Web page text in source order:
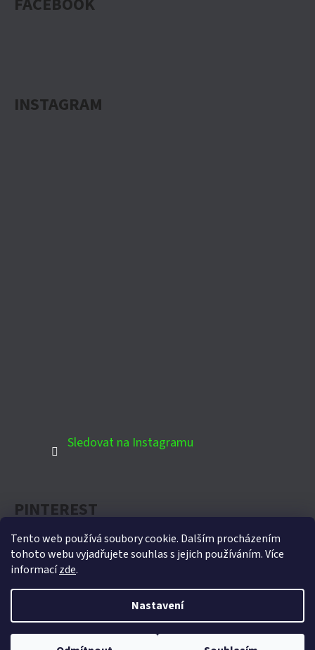
Tento web používá soubory cookie. Dalším procházením
tohoto webu vyjadřujete souhlas s jejich používáním. Více
informacízde.
Nastavení
INSTAGRAM
Sledovat na Instagramu
PINTEREST
Oficiální partner Biohort pro Českou republiku
Vytvořil Shoptet
Copyright 2026Domek-zahradni.cz. Všechna práva